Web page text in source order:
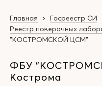
Главная
Госреестр СИ
Реестр поверочных
"КОСТРОМСКОЙ ЦСМ"
ФБУ
Кострома